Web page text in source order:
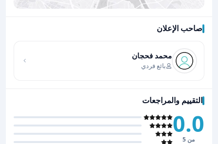
صاحب الإعلان
محمد فحجان
بائع فردي
التقييم والمراجعات
0.0
من 5